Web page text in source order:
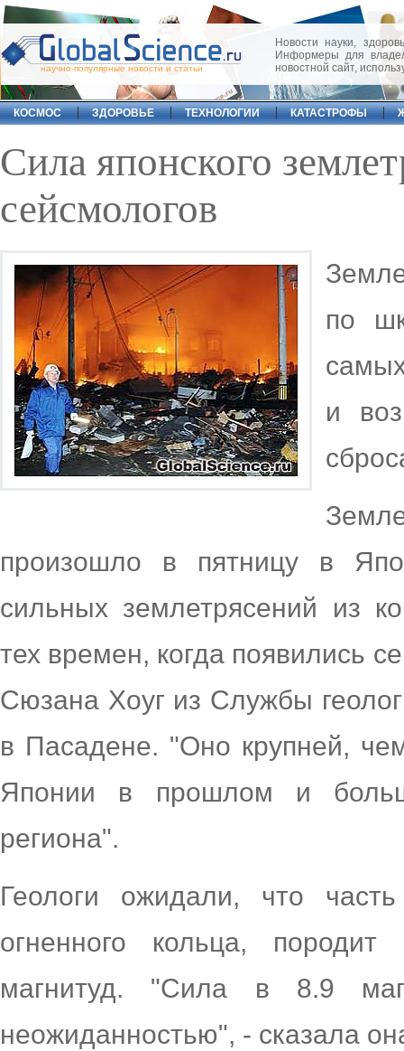
научно-популярные новости и статьи
Новости науки,
Информеры для
новостной сайт,
КОСМОС ЗДОРОВЬЕ ТЕХНОЛОГИИ КАТАСТРОФЫ
Сила японского
сейсмологов
по
и
произошло в пятницу в
сильных землетрясений из
тех времен, когда появились
Сюзана Хоуг из Службы
в Пасадене. "Оно крупней,
Японии в прошлом и
региона".
Геологи ожидали, что часть
огненного кольца,
магнитуд. "Сила в 8.9
неожиданностью", - сказала